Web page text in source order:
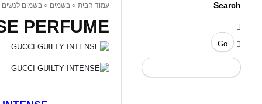
עמוד הבית » בשמים » בשמים לנשים
PERFUME /...
Search